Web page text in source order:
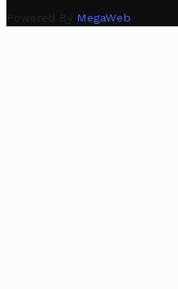
Powered By MegaWeb